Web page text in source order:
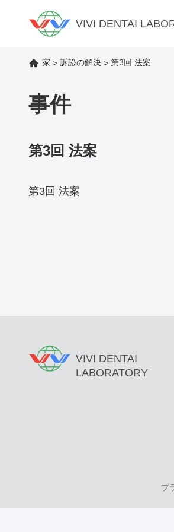
VIVI DENTAI
家 > 訴訟の解決 > 第3回 法案
事件
第3回 法案
第3回 法案
VIVI DENTAI
LABORATORY
プ